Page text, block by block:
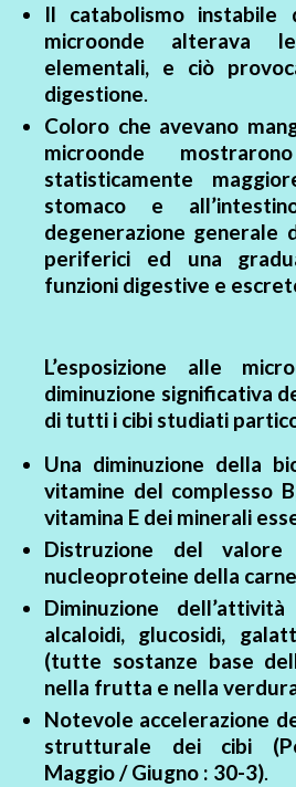
Il catabolismo
microonde alterava
elementali, e ciò
digestione.
Coloro che avevano
microonde
statisticamente
stomaco e
degenerazione generale
periferici ed una
funzioni digestive e
L’esposizione alle
diminuzione significativa
di tutti i cibi studiati
Una diminuzione della
vitamine del complesso
vitamina E dei minerali
Distruzione del valore
nucleoproteine della carne
Diminuzione
alcaloidi, glucosidi,
(tutte sostanze base
nella frutta e nella
Notevole accelerazione
strutturale dei cibi
Maggio / Giugno : 30-3).